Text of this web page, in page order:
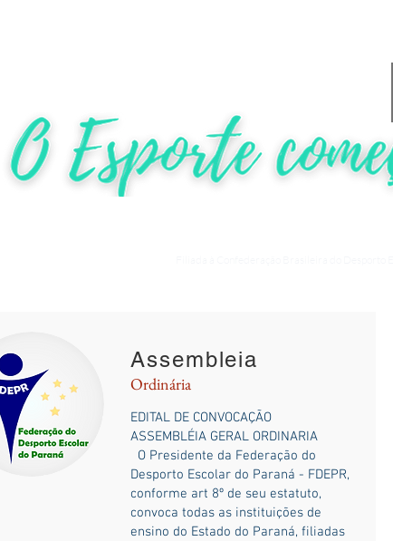
Assembleia
Ordinária
EDITAL DE CONVOCAÇÃO
ASSEMBLÉIA GERAL ORDINARIA
O Presidente da Federação do
Desporto Escolar do Paraná - FDEPR,
conforme art 8º de seu estatuto,
convoca todas as instituições de
ensino do Estado do Paraná, filiadas